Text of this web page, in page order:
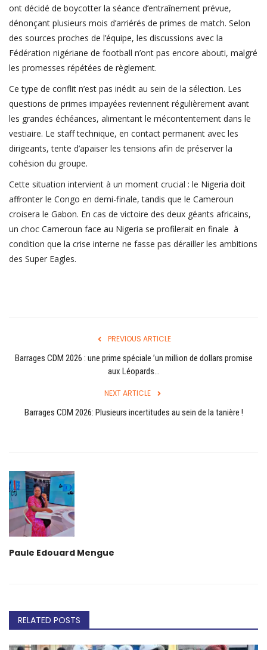
Inside JOJ Dakar 2026
FIFA
Actualités
Business du sport
Guides & Dossiers
Handball
Volleyball
Basketball
Arts Martiaux
Rugby
Tennis
English
ont décidé de boycotter la séance d’entraînement prévue,
dénonçant plusieurs mois d’arriérés de primes de match. Selon
des sources proches de l’équipe, les discussions avec la
Fédération nigériane de football n’ont pas encore abouti, malgré
les promesses répétées de règlement.
Ce type de conflit n’est pas inédit au sein de la sélection. Les
questions de primes impayées reviennent régulièrement avant
les grandes échéances, alimentant le mécontentement dans le
vestiaire. Le staff technique, en contact permanent avec les
dirigeants, tente d’apaiser les tensions afin de préserver la
cohésion du groupe.
Cette situation intervient à un moment crucial : le Nigeria doit
affronter le Congo en demi-finale, tandis que le Cameroun
croisera le Gabon. En cas de victoire des deux géants africains,
un choc Cameroun face au Nigeria se profilerait en finale à
condition que la crise interne ne fasse pas dérailler les ambitions
des Super Eagles.
PREVIOUS ARTICLE
Barrages CDM 2026 : une prime spéciale ’un million de dollars promise
aux Léopards...
NEXT ARTICLE
Barrages CDM 2026: Plusieurs incertitudes au sein de la tanière !
Paule Edouard Mengue
RELATED POSTS